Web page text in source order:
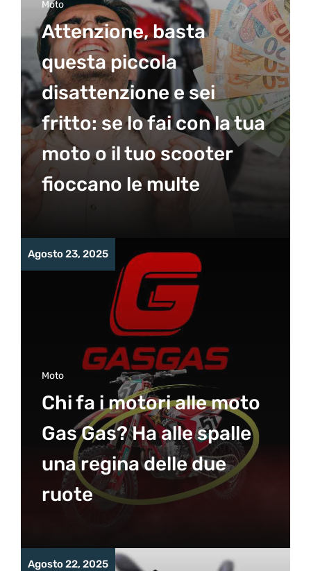
Moto
Attenzione, basta
questa piccola
disattenzione e sei
fritto: se lo fai con la tua
moto o il tuo scooter
fioccano le multe
Agosto 23, 2025
Moto
Chi fa i motori alle moto
Gas Gas? Ha alle spalle
una regina delle due
ruote
Agosto 22, 2025